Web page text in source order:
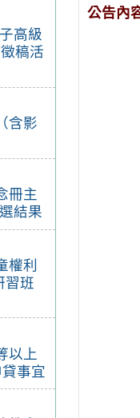
高級
稿活
含影
冊主
結果
權利
習班
以上
事宜
公告內